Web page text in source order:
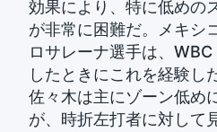
効果により、特に低めの
が非常に困難だ。メキシ
ロサレーナ選手は、
したときにこれを経験し
佐々木は主にゾーン低め
が、時折左打者に対して